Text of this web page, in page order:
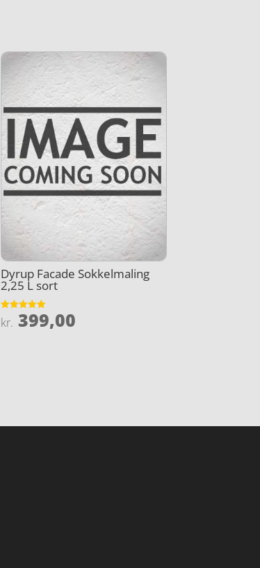
Dyrup Facade Sokkelmaling
2,25 L sort
Vurderet
4.9
kr. 399,00